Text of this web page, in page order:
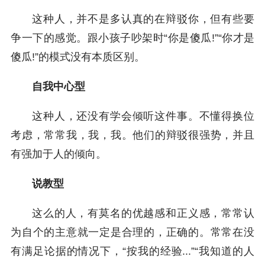
这种人，并不是多认真的在辩驳你，但有些要
争一下的感觉。跟小孩子吵架时“你是傻瓜!”“你才是
傻瓜!”的模式没有本质区别。
自我中心型
这种人，还没有学会倾听这件事。不懂得换位
考虑，常常我，我，我。他们的辩驳很强势，并且
有强加于人的倾向。
说教型
这么的人，有莫名的优越感和正义感，常常认
为自个的主意就一定是合理的，正确的。常常在没
有满足论据的情况下，“按我的经验...”“我知道的人